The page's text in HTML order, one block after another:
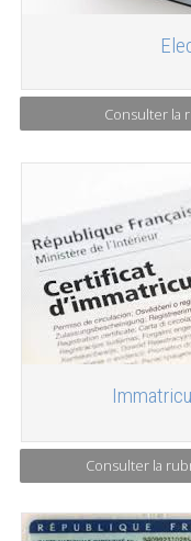
Consulter la
Consulter la